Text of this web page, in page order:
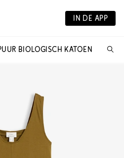
IN DE APP
BIOLOGISCH KATOEN